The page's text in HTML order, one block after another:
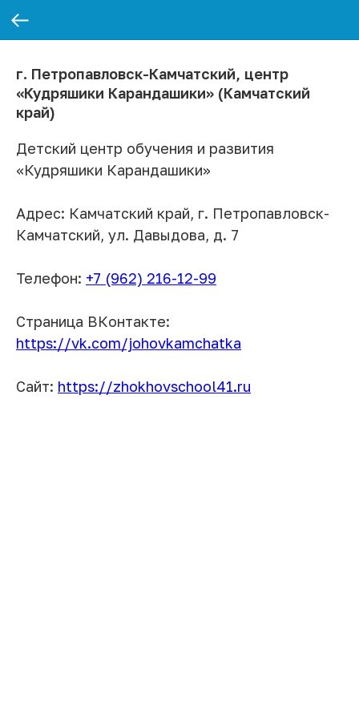
г. Петропавловск-Камчатский, центр
«Кудряшики Карандашики» (Камчатский
край)
Детский центр обучения и развития
«Кудряшики Карандашики»
Адрес: Камчатский край, г. Петропавловск-
Камчатский, ул. Давыдова, д. 7
Телефон: +7 (962) 216-12-99
Страница ВКонтакте:
https://vk.com/johovkamchatka
Сайт: https://zhokhovschool41.ru